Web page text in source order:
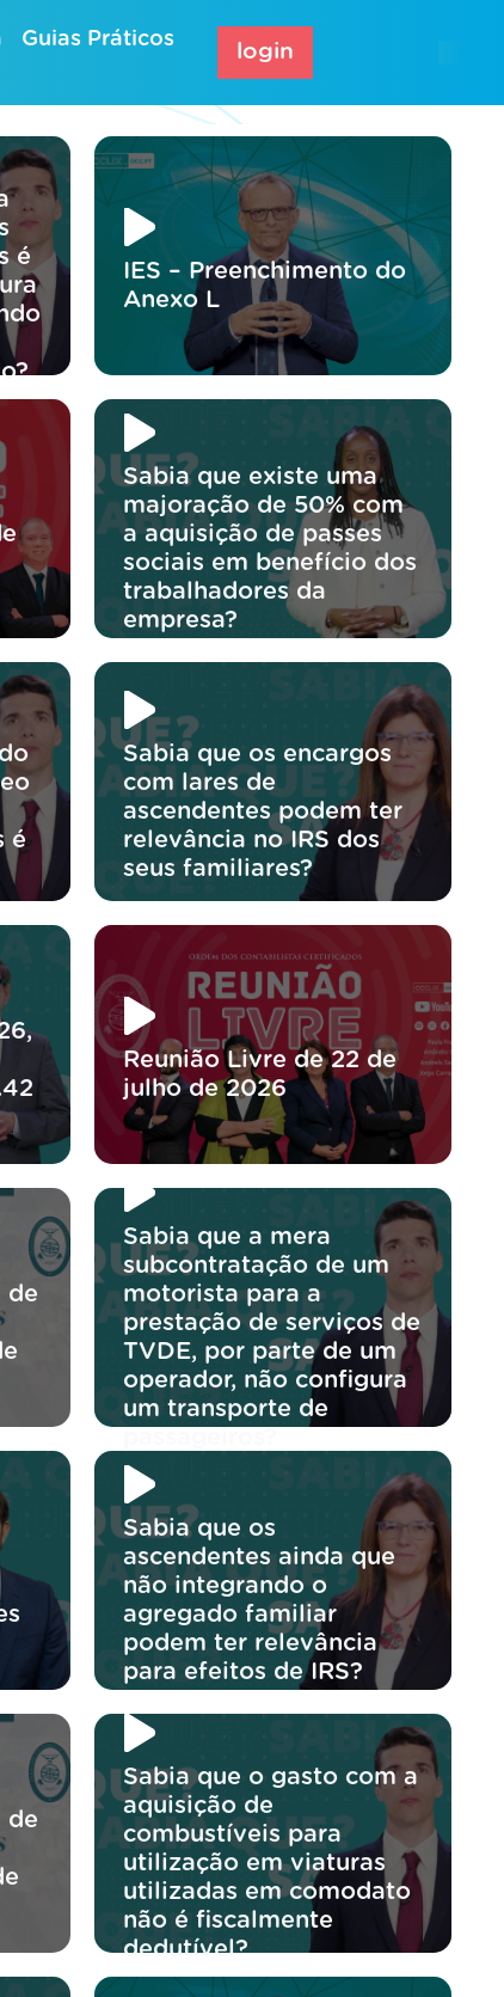
Guias Práticos
login
é
IES – Preenchimento do
Anexo L
Sabia que existe uma
majoração de 50% com
a aquisição de passes
sociais em benefício dos
trabalhadores da
empresa?
é
Sabia que os encargos
com lares de
ascendentes podem ter
relevância no IRS dos
seus familiares?
Reunião Livre de 22 de
julho de 2026
de
Sabia que a mera
subcontratação de um
motorista para a
prestação de serviços de
TVDE, por parte de um
operador, não configura
um transporte de
Sabia que os
ascendentes ainda que
não integrando o
agregado familiar
podem ter relevância
para efeitos de IRS?
de
Sabia que o gasto com a
aquisição de
combustíveis para
utilização em viaturas
utilizadas em comodato
não é fiscalmente
dedutível?